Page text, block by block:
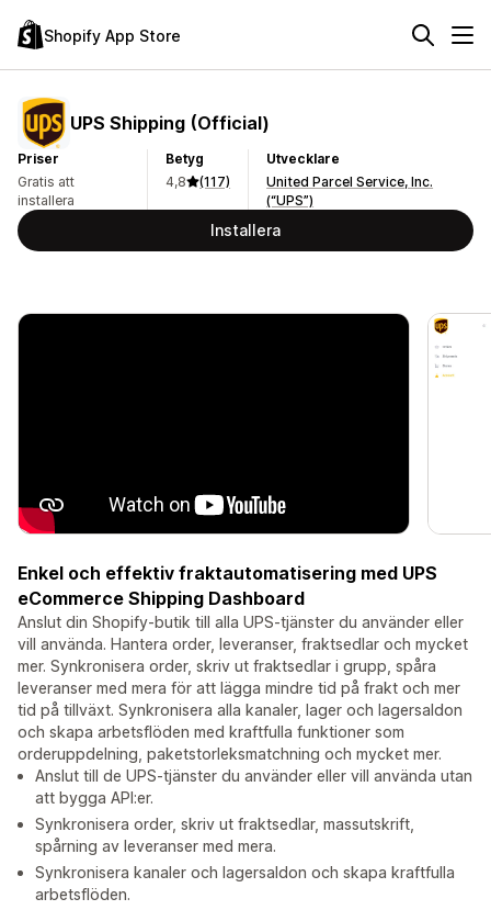
Shopify App Store
UPS Shipping (Official)
Priser
Gratis att
installera
Betyg
4,8
(117)
Utvecklare
United Parcel Service, Inc.
(“UPS”)
Installera
Enkel och effektiv fraktautomatisering med UPS
eCommerce Shipping Dashboard
Anslut din Shopify-butik till alla UPS-tjänster du använder eller
vill använda. Hantera order, leveranser, fraktsedlar och mycket
mer. Synkronisera order, skriv ut fraktsedlar i grupp, spåra
leveranser med mera för att lägga mindre tid på frakt och mer
tid på tillväxt. Synkronisera alla kanaler, lager och lagersaldon
och skapa arbetsflöden med kraftfulla funktioner som
orderuppdelning, paketstorleksmatchning och mycket mer.
Anslut till de UPS-tjänster du använder eller vill använda utan
att bygga API:er.
Synkronisera order, skriv ut fraktsedlar, massutskrift,
spårning av leveranser med mera.
Synkronisera kanaler och lagersaldon och skapa kraftfulla
arbetsflöden.